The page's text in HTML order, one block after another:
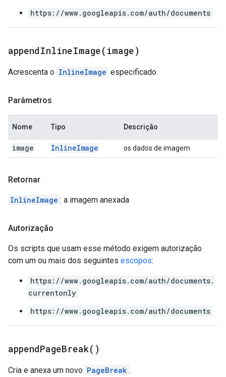
https://www.googleapis.com/auth/documents
appendInlineImage( image)
Acrescenta o InlineImage especificado.
Parâmetros
Nome Tipo Descrição
image InlineImage os dados de imagem
Retornar
InlineImage : a imagem anexada
Autorização
Os scripts que usam esse método exigem autorização
com um ou mais dos seguintes escopos:
https://www.googleapis.com/auth/documents.
currentonly
https://www.googleapis.com/auth/documents
appendPageBreak( )
Cria e anexa um novo PageBreak .